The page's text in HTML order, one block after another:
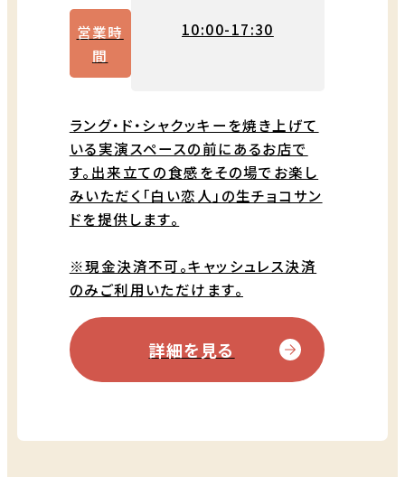
営業時
間
10:00-17:30
ラング・ド・シャクッキーを焼き上げて
いる実演スペースの前にあるお店で
す。出来立ての食感をその場でお楽し
みいただく「白い恋人」の生チョコサン
ドを提供します。
※現金決済不可。キャッシュレス決済
のみご利用いただけます。
詳細を見る